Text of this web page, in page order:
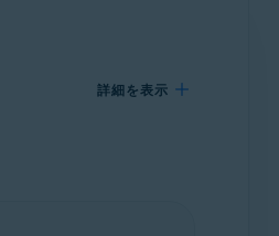
詳細を表示